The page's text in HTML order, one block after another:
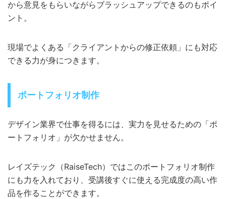
から意見をもらいながらブラッシュアップできるのもポイ
ント。
現場でよくある「クライアントからの修正依頼」にも対応
できる力が身につきます。
ポートフォリオ制作
デザイン業界で仕事を得るには、実力を見せるための「ポ
ートフォリオ」が欠かせません。
レイズテック（RaiseTech）ではこのポートフォリオ制作
にも力を入れており、受講後すぐに使える完成度の高い作
品を作ることができます。